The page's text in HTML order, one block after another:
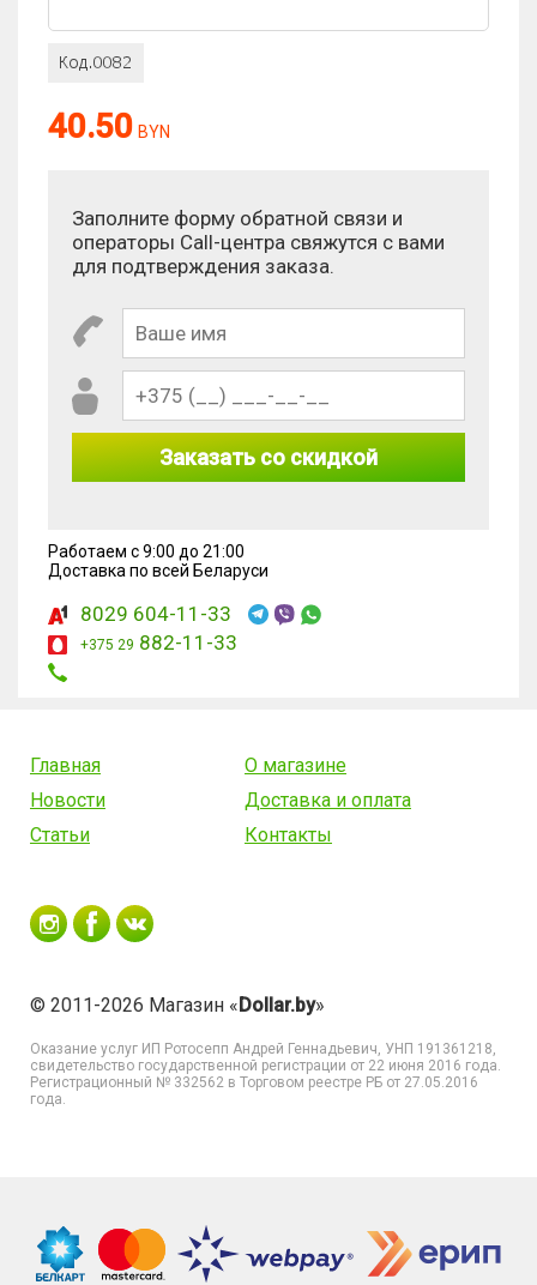
40.50 BYN
Заполните форму обратной связи и
операторы Call-центра свяжутся с вами
для подтверждения заказа.
Заказать со скидкой
Работаем с 9:00 до 21:00
Доставка по всей Беларуси
8029 604-11-33
+375 29 882-11-33
Главная
О магазине
Новости
Доставка и оплата
Статьи
Контакты
© 2011-2026 Магазин «Dollar.by»
Оказание услуг ИП Ротосепп Андрей Геннадьевич, УНП 191361218,
свидетельство государственной регистрации от 22 июня 2016 года.
Регистрационный № 332562 в Торговом реестре РБ от 27.05.2016
года.